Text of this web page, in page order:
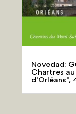
Novedad:
Chartres
d'Orléans",